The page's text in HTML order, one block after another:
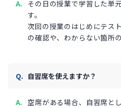
その日の授業で学習した単
す。
次回の授業のはじめにテス
の確認や、わからない箇所
自習席を使えますか？
空席がある場合、自習席と